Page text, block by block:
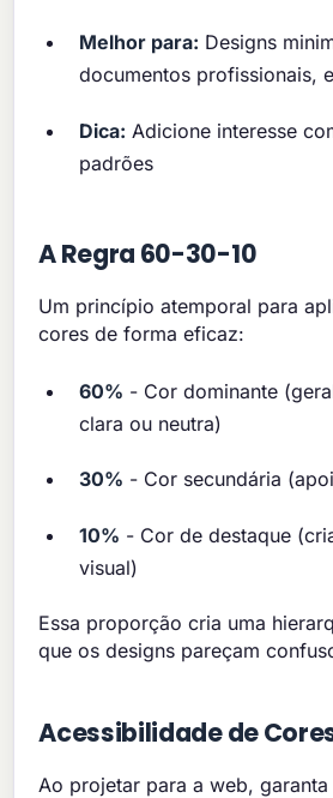
Melhor para: Designs
documentos profissionais,
Dica: Adicione interesse
padrões
A Regra 60-30-10
Um princípio atemporal para
cores de forma eficaz:
60% - Cor dominante
clara ou neutra)
30% - Cor secundária
10% - Cor de destaque
visual)
Essa proporção cria uma
que os designs pareçam
Acessibilidade de
Ao projetar para a web,